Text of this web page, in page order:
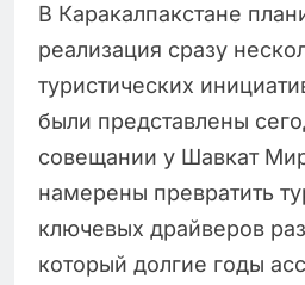
В Каракалпакстане
реализация сразу
туристических
были представлены
совещании у Шавкат
намерены превратить
ключевых драйверов
который долгие годы